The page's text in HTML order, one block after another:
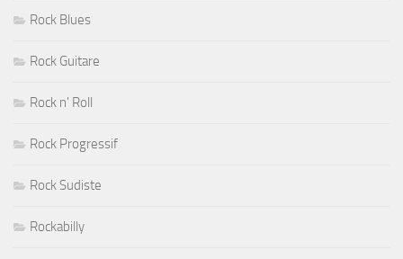
Rock Blues
Rock Guitare
Rock n' Roll
Rock Progressif
Rock Sudiste
Rockabilly